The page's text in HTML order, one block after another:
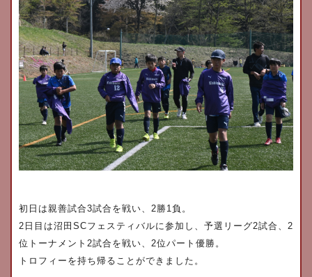
初日は親善試合3試合を戦い、 2勝1 負。
2 日目は沼田 SCフェスティバルに参加し、予選リーグ2試合、 2
位トーナメント 2試合を戦い、 2位パート優勝。
トロフィーを持ち帰ることができました。